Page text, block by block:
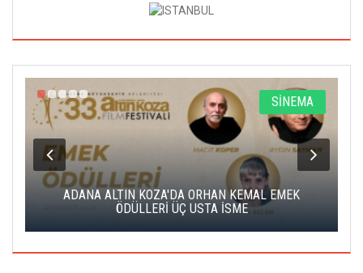
SİNEMA
ADANA ALTIN KOZA'DA ORHAN KEMAL EMEK
ÖDÜLLERİ ÜÇ USTA İSME